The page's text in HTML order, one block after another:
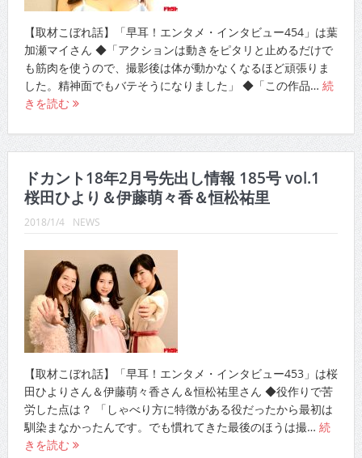
【取材こぼれ話】「早耳！エンタメ・インタビュー454」は葉
加瀬マイさん ◆「アクションは動きをピタリと止めるだけで
も筋肉を使うので、撮影後は体が動かなくなるほど頑張りま
した。精神面でもバテそうになりました」 ◆「この作品… 続
きを読む
ドカント18年2月号先出し情報 185号 vol.1
桜田ひより＆伊藤萌々香＆恒松祐里
2018/1/4 NEWS
【取材こぼれ話】「早耳！エンタメ・インタビュー453」は桜
田ひよりさん＆伊藤萌々香さん＆恒松祐里さん ◆役作りで苦
労した点は？ 「しゃべり方に特徴がある役だったから最初は
馴染まなかったんです。でも慣れてきた最後のほうは撮… 続
きを読む